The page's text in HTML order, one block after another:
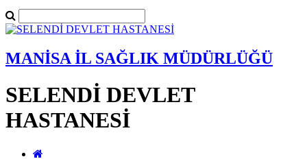
MANİSA İL SAĞLIK MÜDÜRLÜĞÜ
SELENDİ DEVLET
HASTANESİ